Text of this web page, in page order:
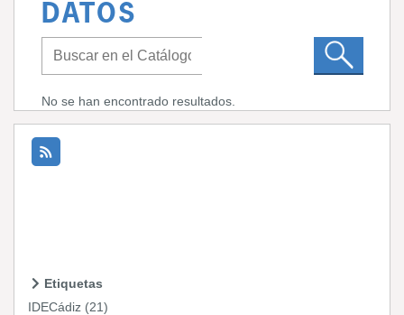
DATOS
No se han encontrado resultados.
Etiquetas
IDECádiz (21)